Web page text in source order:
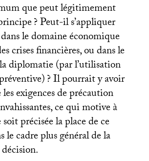
que peut légitimement
? Peut-il s’appliquer
le domaine économique
crises financières, ou dans le
diplomatie (par l’utilisation
? Il pourrait y avoir
exigences de précaution
ce qui motive à
précisée la place de ce
le cadre plus général de la